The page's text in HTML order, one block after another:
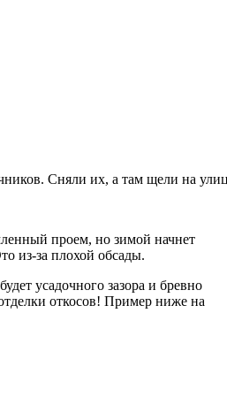
Сняли их, а там щели на
проем, но зимой начнет
из-за плохой обсады.
усадочного зазора и бревно
откосов! Пример ниже на